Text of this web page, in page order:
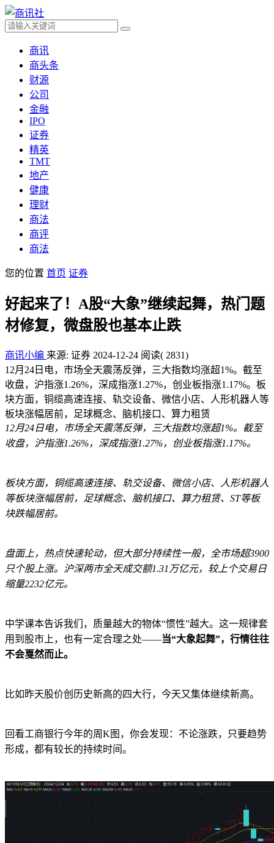
商讯
商头条
财源
公司
金融
IPO
证券
精英
TMT
地产
健康
理财
商法
商评
商法
您的位置 首页 证券
好起来了！A股“大象”继续起舞，热门题
材修复，微盘股也基本止跌
商讯小编 来源: 证券 2024-12-24 阅读( 2831)
12月24日电，市场全天震荡反弹，三大指数均涨超1%。截至
收盘，沪指涨1.26%，深成指涨1.27%，创业板指涨1.17%。板
块方面，铜缆高速连接、轨交设备、微信小店、人形机器人等
板块涨幅居前，足球概念、脑机接口、算力租赁
12月24日电，市场全天震荡反弹，三大指数均涨超1%。截至
收盘，沪指涨1.26%，深成指涨1.27%，创业板指涨1.17%。
板块方面，铜缆高速连接、轨交设备、微信小店、人形机器人
等板块涨幅居前，足球概念、脑机接口、算力租赁、ST等板
块跌幅居前。
盘面上，热点快速轮动，但大部分持续性一般，全市场超3900
只个股上涨。沪深两市全天成交额1.31万亿元，较上个交易日
缩量2232亿元。
中学课本告诉我们，质量越大的物体“惯性”越大。这一规律套
用到股市上，也有一定合理之处——当“大象起舞”，行情往往
不会戛然而止。
比如昨天股价创历史新高的四大行，今天又集体继续新高。
回看工商银行今年的周K图，你会发现：不论涨跌，只要趋势
形成，都有较长的持续时间。